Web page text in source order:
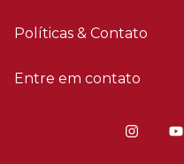
Políticas & Contato
Entre em contato